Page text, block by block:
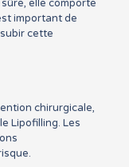
elle comporte
important de
cette
chirurgicale,
Lipofilling. Les